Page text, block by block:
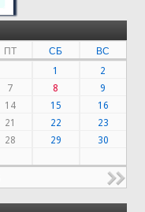
ПТ СБ
ВС
1
2
7 8
9
14 15
16
21 22
23
28 29
30